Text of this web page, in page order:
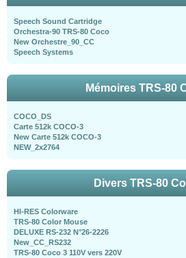
Speech Sound Cartridge
Orchestra-90 TRS-80 Coco
New Orchestre_90_CC
Speech Systems
Mémoires TRS-80
COCO_DS
Carte 512k COCO-3
New Carte 512k COCO-3
NEW_2x2764
Divers TRS-80
HI-RES Colorware
TRS-80 Color Mouse
DELUXE RS-232 N°26-2226
New_CC_RS232
TRS-80 Coco 3 110V vers 220V